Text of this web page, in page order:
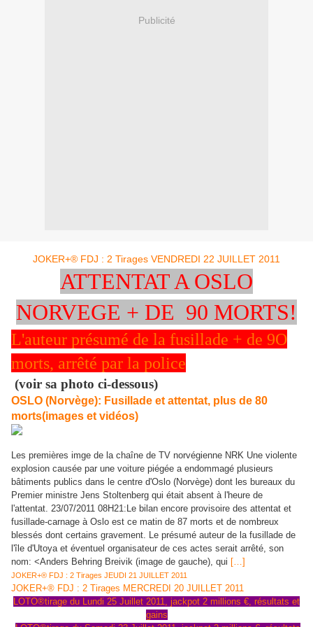
Publicité
JOKER+® FDJ : 2 Tirages VENDREDI 22 JUILLET 2011
ATTENTAT A OSLO
NORVEGE + DE 90 MORTS!
L'auteur présumé de la fusillade + de 9O
morts, arrêté par la police
(voir sa photo ci-dessous)
OSLO (Norvège): Fusillade et attentat, plus de 80
morts(images et vidéos)
Les premières imge de la chaîne de TV norvégienne NRK Une violente
explosion causée par une voiture piégée a endommagé plusieurs
bâtiments publics dans le centre d'Oslo (Norvège) dont les bureaux du
Premier ministre Jens Stoltenberg qui était absent à l'heure de
l'attentat. 23/07/2011 08H21:Le bilan encore provisoire des attentat et
fusillade-carnage à Oslo est ce matin de 87 morts et de nombreux
blessés dont certains gravement. Le présumé auteur de la fusillade de
l'île d'Utoya et éventuel organisateur de ces actes serait arrêté, son
nom: <Anders Behring Breivik (image de gauche), qui […]
JOKER+® FDJ : 2 Tirages JEUDI 21 JUILLET 2011
JOKER+® FDJ : 2 Tirages MERCREDI 20 JUILLET 2011
LOTO®tirage du Lundi 25 Juillet 2011, jackpot 2 millions €, résultats et
gains